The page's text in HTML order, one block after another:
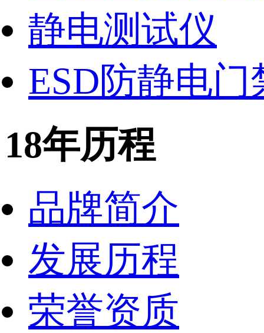
静电测试仪
ESD防静电门
18年历程
品牌简介
发展历程
荣誉资质